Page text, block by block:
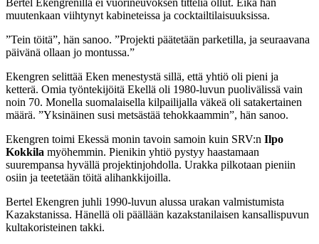
muutenkaan viihtynyt kabineteissa ja cocktailtilaisuuksissa.
”Tein töitä”, hän sanoo. ”Projekti päätetään parketilla, ja seuraavana
päivänä ollaan jo montussa.”
Ekengren selittää Eken menestystä sillä, että yhtiö oli pieni ja
ketterä. Omia työntekijöitä Ekellä oli 1980-luvun puolivälissä vain
noin 70. Monella suomalaisella kilpailijalla väkeä oli satakertainen
määrä. ”Yksinäinen susi metsästää tehokkaammin”, hän sanoo.
Ekengren toimi Ekessä monin tavoin samoin kuin SRV:n Ilpo
Kokkila myöhemmin. Pienikin yhtiö pystyy haastamaan
suurempansa hyvällä projektinjohdolla. Urakka pilkotaan pieniin
osiin ja teetetään töitä alihankkijoilla.
Bertel Ekengren juhli 1990-luvun alussa urakan valmistumista
Kazakstanissa. Hänellä oli päällään kazakstanilaisen kansallispuvun
kultakoristeinen takki.